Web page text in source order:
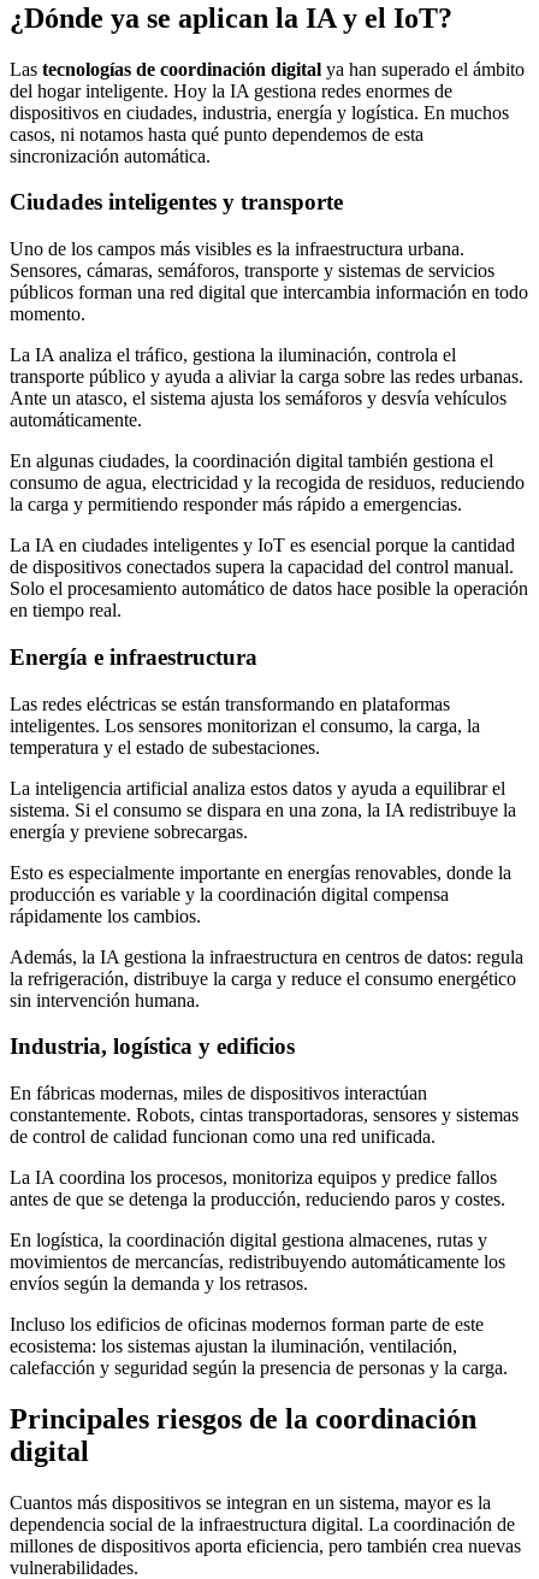
¿Dónde ya se aplican la IA y el IoT?
Las tecnologías de coordinación digital ya han superado el ámbito
del hogar inteligente. Hoy la IA gestiona redes enormes de
dispositivos en ciudades, industria, energía y logística. En muchos
casos, ni notamos hasta qué punto dependemos de esta
sincronización automática.
Ciudades inteligentes y transporte
Uno de los campos más visibles es la infraestructura urbana.
Sensores, cámaras, semáforos, transporte y sistemas de servicios
públicos forman una red digital que intercambia información en todo
momento.
La IA analiza el tráfico, gestiona la iluminación, controla el
transporte público y ayuda a aliviar la carga sobre las redes urbanas.
Ante un atasco, el sistema ajusta los semáforos y desvía vehículos
automáticamente.
En algunas ciudades, la coordinación digital también gestiona el
consumo de agua, electricidad y la recogida de residuos, reduciendo
la carga y permitiendo responder más rápido a emergencias.
La IA en ciudades inteligentes y IoT es esencial porque la cantidad
de dispositivos conectados supera la capacidad del control manual.
Solo el procesamiento automático de datos hace posible la operación
en tiempo real.
Energía e infraestructura
Las redes eléctricas se están transformando en plataformas
inteligentes. Los sensores monitorizan el consumo, la carga, la
temperatura y el estado de subestaciones.
La inteligencia artificial analiza estos datos y ayuda a equilibrar el
sistema. Si el consumo se dispara en una zona, la IA redistribuye la
energía y previene sobrecargas.
Esto es especialmente importante en energías renovables, donde la
producción es variable y la coordinación digital compensa
rápidamente los cambios.
Además, la IA gestiona la infraestructura en centros de datos: regula
la refrigeración, distribuye la carga y reduce el consumo energético
sin intervención humana.
Industria, logística y edificios
En fábricas modernas, miles de dispositivos interactúan
constantemente. Robots, cintas transportadoras, sensores y sistemas
de control de calidad funcionan como una red unificada.
La IA coordina los procesos, monitoriza equipos y predice fallos
antes de que se detenga la producción, reduciendo paros y costes.
En logística, la coordinación digital gestiona almacenes, rutas y
movimientos de mercancías, redistribuyendo automáticamente los
envíos según la demanda y los retrasos.
Incluso los edificios de oficinas modernos forman parte de este
ecosistema: los sistemas ajustan la iluminación, ventilación,
calefacción y seguridad según la presencia de personas y la carga.
Principales riesgos de la coordinación
digital
Cuantos más dispositivos se integran en un sistema, mayor es la
dependencia social de la infraestructura digital. La coordinación de
millones de dispositivos aporta eficiencia, pero también crea nuevas
vulnerabilidades.